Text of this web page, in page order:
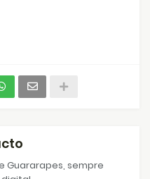
Guararapes, sempre